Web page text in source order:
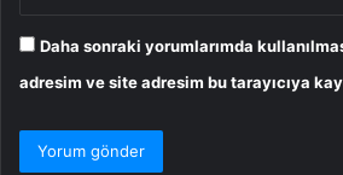
Daha sonraki yorumlarımda
adresim ve site adresim bu tarayıcıya